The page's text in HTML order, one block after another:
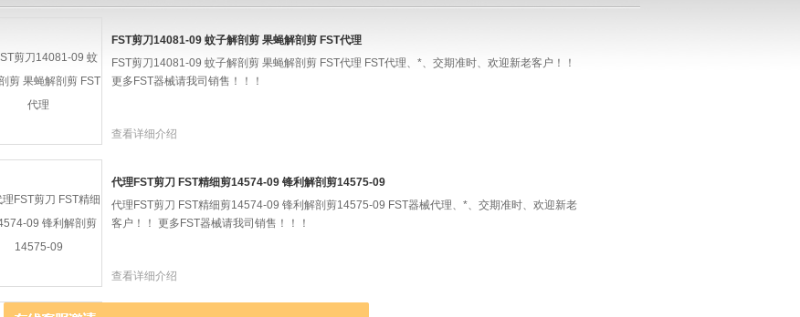
FST剪刀14081-09 蚊子解剖剪 果蝇解剖剪 FST代理
FST剪刀14081-09 蚊子解剖剪 果蝇解剖剪 FST代理 FST代理、*、交期准时、欢迎新老客户！！
更多FST器械请我司销售！！！
查看详细介绍
代理FST剪刀 FST精细剪14574-09 锋利解剖剪14575-09
代理FST剪刀 FST精细剪14574-09 锋利解剖剪14575-09 FST器械代理、*、交期准时、欢迎新老
客户！！ 更多FST器械请我司销售！！！
查看详细介绍